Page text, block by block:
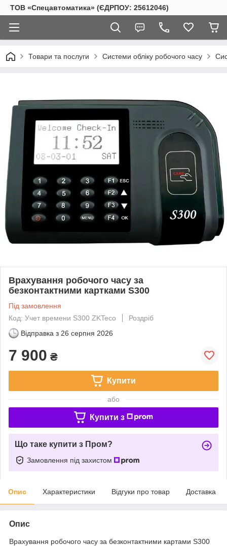
ТОВ «Спецавтоматика» (ЄДРПОУ: 25612046)
Товари та послуги Системи обліку робочого часу
Врахування робочого часу за
безконтактними картками S300
Під замовлення
Код: Учет времени S300 ZKTeco
Роздріб
Відправка з 26 серпня 2026
7 900 ₴
Купити
або
Купити з
Що таке купити з Пром?
Замовлення під захистом
Опис Характеристики Відгуки про товар Доставка
Опис
Врахування робочого часу за безконтактними картами S300